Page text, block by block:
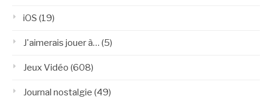
iOS (19)
J'aimerais jouer à… (5)
Jeux Vidéo (608)
Journal nostalgie (49)